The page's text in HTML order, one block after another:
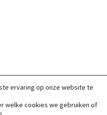
ervaring op onze website te
welke cookies we gebruiken of